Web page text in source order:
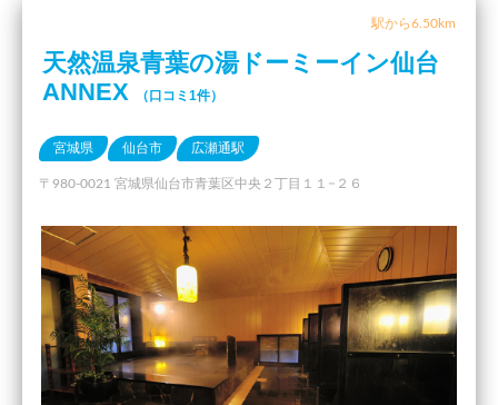
駅から6.50km
天然温泉青葉の湯ドーミーイン仙台
ANNEX
（口コミ1件）
宮城県 仙台市 広瀬通駅
〒980-0021 宮城県仙台市青葉区中央２丁目１１−２６